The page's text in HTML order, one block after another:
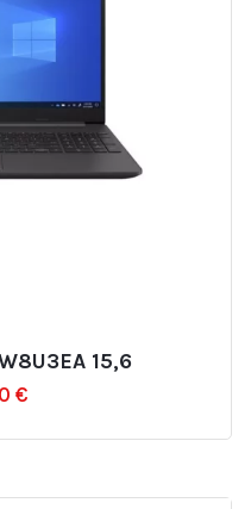
15,6
€